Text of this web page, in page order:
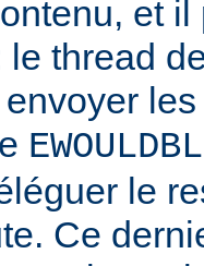
et
le thread
le
Ce